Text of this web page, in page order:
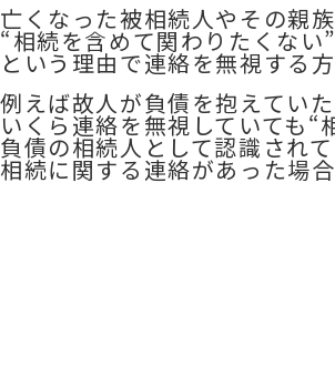
亡くなった被相続人やその親
“相続を含めて関わりたくない”
という理由で連絡を無視する
例えば故人が負債を抱えていた
いくら連絡を無視していても“
負債の相続人として認識されて
相続に関する連絡があった場